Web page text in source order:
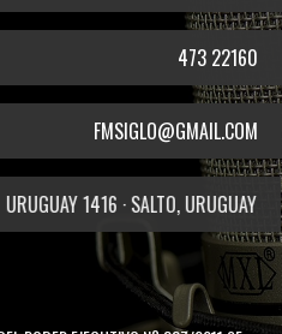
473 22160
FMSIGLO@GMAIL.COM
URUGUAY 1416 · SALTO, URUGUAY